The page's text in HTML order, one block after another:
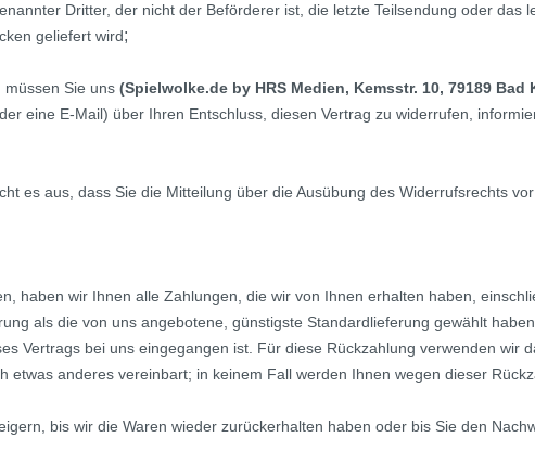
Dritter, der nicht der Beförderer ist, die letzte Teilsendung oder
geliefert wird;
Sie uns (Spielwolke.de by HRS Medien, Kemsstr. 10, 79189
eine E-Mail) über Ihren Entschluss, diesen Vertrag zu widerrufen,
es aus, dass Sie die Mitteilung über die Ausübung des Widerrufsrechts
haben wir Ihnen alle Zahlungen, die wir von Ihnen erhalten haben,
als die von uns angebotene, günstigste Standardlieferung gewählt
Vertrags bei uns eingegangen ist. Für diese Rückzahlung verwenden
etwas anderes vereinbart; in keinem Fall werden Ihnen wegen dieser
bis wir die Waren wieder zurückerhalten haben oder bis Sie den